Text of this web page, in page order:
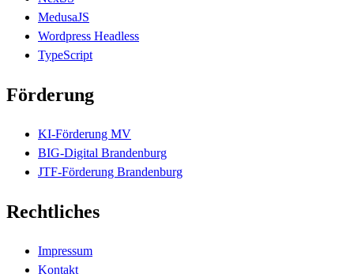
MedusaJS
Wordpress Headless
TypeScript
Förderung
KI-Förderung MV
BIG-Digital Brandenburg
JTF-Förderung Brandenburg
Rechtliches
Impressum
Kontakt